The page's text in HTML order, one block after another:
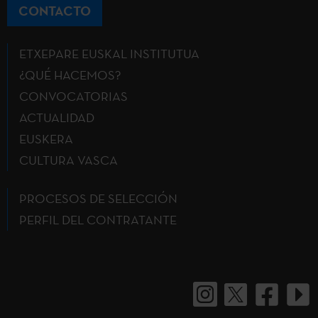
CONTACTO
ETXEPARE EUSKAL INSTITUTUA
¿QUÉ HACEMOS?
CONVOCATORIAS
ACTUALIDAD
EUSKERA
CULTURA VASCA
PROCESOS DE SELECCIÓN
PERFIL DEL CONTRATANTE